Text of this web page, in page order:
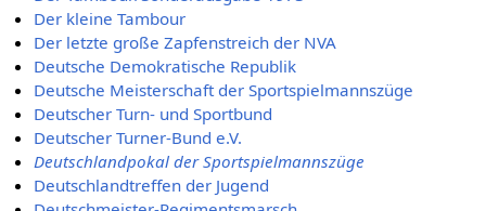
Der kleine Tambour
Der letzte große Zapfenstreich der NVA
Deutsche Demokratische Republik
Deutsche Meisterschaft der Sportspielmannszüge
Deutscher Turn- und Sportbund
Deutscher Turner-Bund e.V.
Deutschlandpokal der Sportspielmannszüge
Deutschlandtreffen der Jugend